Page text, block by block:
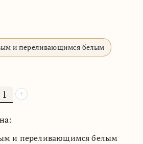
и переливающимся белым
+
и переливающимся белым